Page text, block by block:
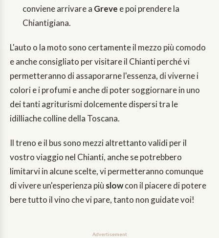
conviene arrivare a Greve e poi prendere la
Chiantigiana.
L'auto o la moto sono certamente il mezzo più comodo
e anche consigliato per visitare il Chianti perché vi
permetteranno di assaporarne l'essenza, di viverne i
colori e i profumi e anche di poter soggiornare in uno
dei tanti agriturismi dolcemente dispersi tra le
idilliache colline della Toscana.
Il treno e il bus sono mezzi altrettanto validi per il
vostro viaggio nel Chianti, anche se potrebbero
limitarvi in alcune scelte, vi permetteranno comunque
di vivere un'esperienza più slowcon il piacere di potere
bere tutto il vino che vi pare, tanto non guidate voi!
Advertisement